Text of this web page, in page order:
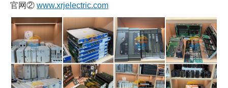
官网② www.xrjelectric.com